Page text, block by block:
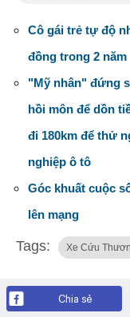
Cô gái trẻ tự độ
đồng trong 2 năm
"Mỹ nhân" đứng
hồi môn để dồn
đi 180km để thử
nghiệp ô tô
Góc khuất cuộc
lên mạng
Tags: Xe Cứu
Chia sẻ